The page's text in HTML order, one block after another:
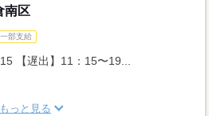
南区
部支給
【遅出】11：15〜19...
もっと見る